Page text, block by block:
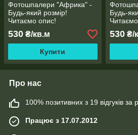
Фотошпалери "Африка" -
Будь-який розмір!
Читаємо опис!
530 ₴/кв.м
Купити
Будь-
530₴/
Про нас
100% позитивних з 19 відгуків за
Працює з 17.07.2012